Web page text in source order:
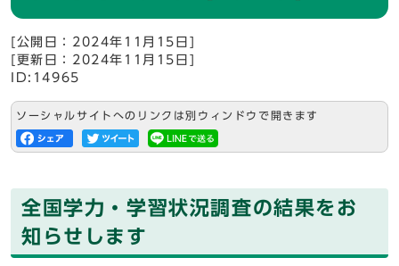
[公開日：2024年11月15日]
[更新日：2024年11月15日]
ID:14965
ソーシャルサイトへのリンクは別ウィンドウで開きます
全国学力・学習状況調査の結果をお
知らせします